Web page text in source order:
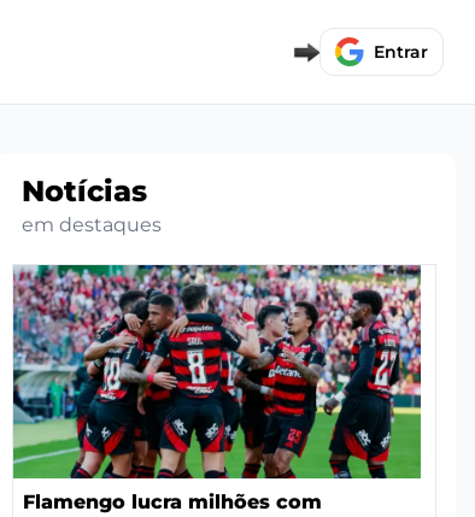
Entrar
Notícias
em destaques
Flamengo lucra milhões com